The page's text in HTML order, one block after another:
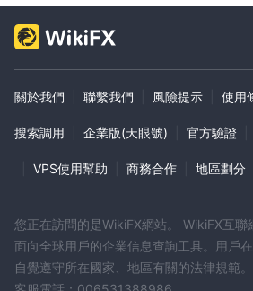
關於我們 聯繫我們 風險提示 使用
搜索調用 企業版(天眼號) 官方驗證
VPS使用幫助 商務合作 地區劃分
您正在訪問的是WikiFX網站。 WikiFX互聯
面向全球用戶的企業信息查詢工具。用戶
自覺遵守所在國家、地區有關的法律規範。